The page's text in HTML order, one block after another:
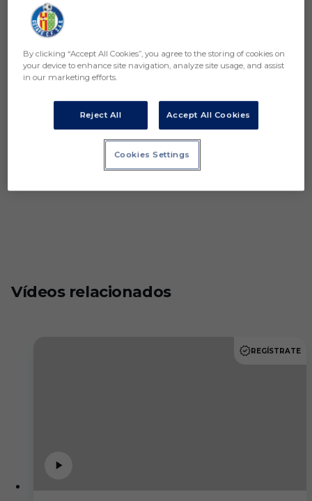
Vídeos relacionados
REGÍSTRATE
By clicking “Accept All Cookies”, you agree to the storing of cookies on
your device to enhance site navigation, analyze site usage, and assist
in our marketing efforts.
Reject All Accept All Cookies
Cookies Settings